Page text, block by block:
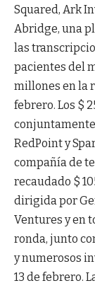
Squared, Ark
Abridge, una
las
pacientes del
millones en la
febrero. Los $
conjuntamente
RedPoint y
compañía de
recaudado $
dirigida por
Ventures y en
ronda, junto
y numerosos
13 de febrero.